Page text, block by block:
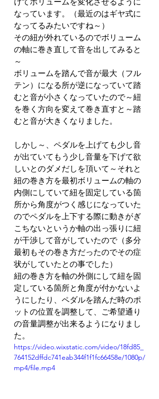
なっています。（最近のはギヤ式に
なってるみたいですね～）
その紐が外れているのでボリューム
の軸に巻き直して音を出してみると
～
ボリュームを踏んで音が最大（フル
テン）になる所が逆になっていて踏
むと音が小さくなっていたので～紐
を巻く方向を変えて巻き直すと～踏
むと音が大きくなりました。
しかし～、ペダルを上げても少し音
が出ていてもう少し音量を下げて欲
しいとのダメだしを頂いて～それと
紐の巻き方を最初ボリュームの軸の
内側にしていて紐を固定している箇
所から角度がつく感じになっていた
のでペダルを上下する際に動きがぎ
こちないというか軸の出っ張りに紐
が干渉して音がしていたので（多分
最初もその巻き方だったのでその症
状がしていたとの事でした）
紐の巻き方を軸の外側にして紐を固
定している箇所と角度が付かないよ
うにしたり、ペダルを踏んだ時のポ
ットの位置を調整して、ご希望通り
の音量調整が出来るようになりまし
た。
https://video.wixstatic.com/video/18fd85_
764152dffdc741eab344f1f1fc66458e/1080p/
mp4/file.mp4